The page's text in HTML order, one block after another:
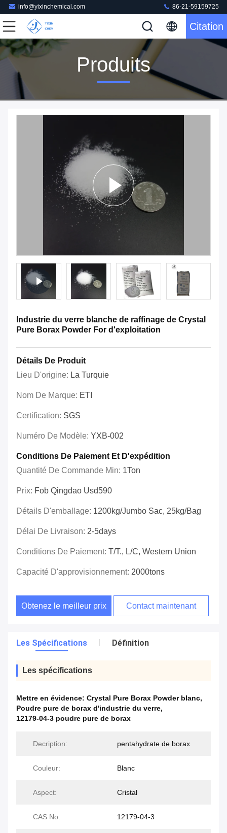
info@yixinchemical.com 86-21-59159725
Citation
Produits
Industrie du verre blanche de raffinage de Crystal
Pure Borax Powder For d'exploitation
Détails De Produit
Lieu D'origine: La Turquie
Nom De Marque: ETI
Certification: SGS
Numéro De Modèle: YXB-002
Conditions De Paiement Et D'expédition
Quantité De Commande Min: 1Ton
Prix: Fob Qingdao Usd590
Détails D'emballage: 1200kg/jumbo Sac, 25kg/bag
Délai De Livraison: 2-5days
Conditions De Paiement: T/T., L/C, Western Union
Capacité D'approvisionnement: 2000tons
Obtenez le meilleur prix Contact maintenant
Les Spécifications Définition
Les spécifications
Mettre en évidence: Crystal Pure Borax Powder blanc,
Poudre pure de borax d'industrie du verre,
12179-04-3 poudre pure de borax
Decription: pentahydrate de borax
Couleur: Blanc
Aspect: Cristal
CAS No: 12179-04-3